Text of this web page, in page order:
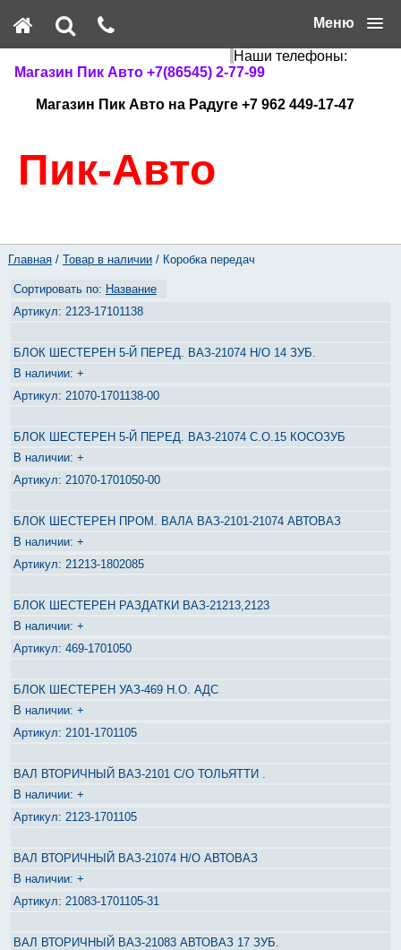
Меню
Наши телефоны:
Магазин Пик Авто +7(86545) 2-77-99
Магазин Пик Авто на Радуге +7 962 449-17-47
Пик-Авто
Главная/ Товар в наличии/ Коробка передач
Название
2123-17101138
БЛОК ШЕСТЕРЕН 5-Й ПЕРЕД. ВАЗ-21074 Н/О 14 ЗУБ.
+
21070-1701138-00
БЛОК ШЕСТЕРЕН 5-Й ПЕРЕД. ВАЗ-21074 С.О.15 КОСОЗУБ
+
21070-1701050-00
БЛОК ШЕСТЕРЕН ПРОМ. ВАЛА ВАЗ-2101-21074 АВТОВАЗ
+
21213-1802085
БЛОК ШЕСТЕРЕН РАЗДАТКИ ВАЗ-21213,2123
+
469-1701050
БЛОК ШЕСТЕРЕН УАЗ-469 Н.О. АДС
+
2101-1701105
ВАЛ ВТОРИЧНЫЙ ВАЗ-2101 С/О ТОЛЬЯТТИ .
+
2123-1701105
ВАЛ ВТОРИЧНЫЙ ВАЗ-21074 Н/О АВТОВАЗ
+
21083-1701105-31
ВАЛ ВТОРИЧНЫЙ ВАЗ-21083 АВТОВАЗ 17 ЗУБ.